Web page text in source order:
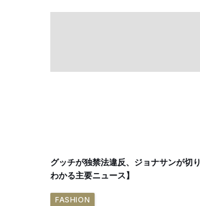
グッチが独禁法違反、ジョナサンが切
わかる主要ニュース】
FASHION